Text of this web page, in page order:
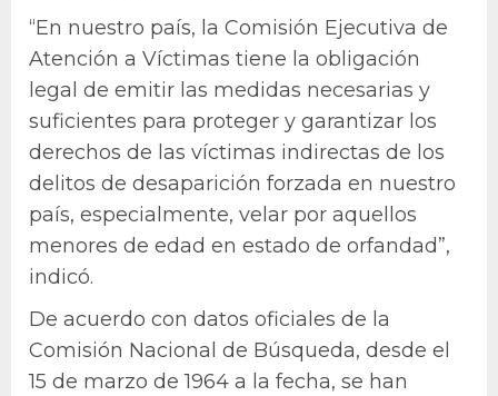
“En nuestro país, la Comisión Ejecutiva de
Atención a Víctimas tiene la obligación
legal de emitir las medidas necesarias y
suficientes para proteger y garantizar los
derechos de las víctimas indirectas de los
delitos de desaparición forzada en nuestro
país, especialmente, velar por aquellos
menores de edad en estado de orfandad”,
indicó.
De acuerdo con datos oficiales de la
Comisión Nacional de Búsqueda, desde el
15 de marzo de 1964 a la fecha, se han